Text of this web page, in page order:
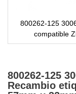
800262-125
compatible
al
comienzo
800262-125
Recambio